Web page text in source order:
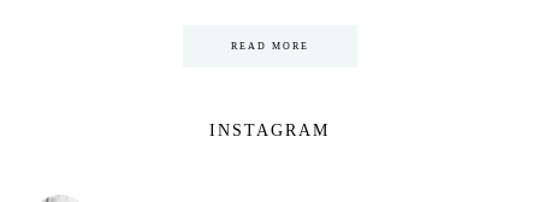
READ MORE
INSTAGRAM